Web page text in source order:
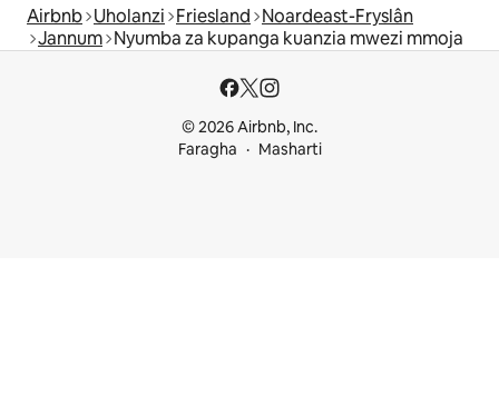
Airbnb Uholanzi Friesland Noardeast-Fryslân
Jannum Nyumba za kupanga kuanzia mwezi mmoja
© 2026 Airbnb, Inc.
Faragha
Masharti